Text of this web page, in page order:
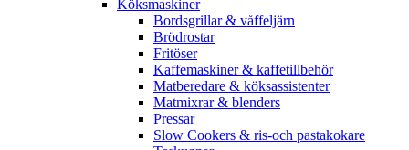
Köksmaskiner
Bordsgrillar & våffeljärn
Brödrostar
Fritöser
Kaffemaskiner & kaffetillbehör
Matberedare & köksassistenter
Matmixrar & blenders
Pressar
Slow Cookers & ris-och pastakokare